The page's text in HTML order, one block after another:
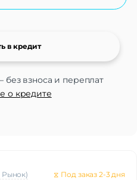
без взноса и переплат
о кредите
в кредит
Рынок) ⧖ Под заказ 2-3 дня